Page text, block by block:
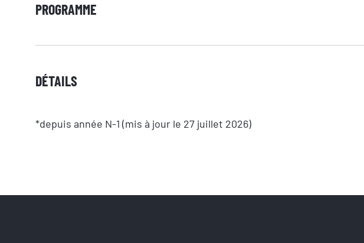
PROGRAMME
DÉTAILS
*depuis année N-1 (mis à jour le 27 juillet 2026)